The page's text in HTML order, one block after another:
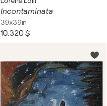
Incontaminata
39x39in
10.320 $